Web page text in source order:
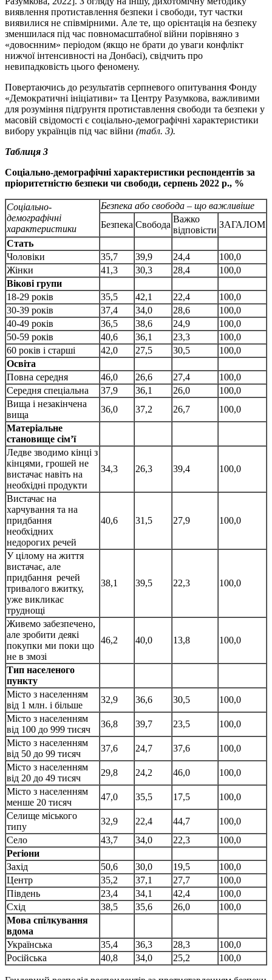
виявлення протиставлення безпеки і свободи, тут частки
виявилися не співмірними. Але те, що орієнтація на безпеку
зменшилася під час повномасштабної війни порівняно з
«довоєнним» періодом (якщо не брати до уваги конфлікт
нижчої інтенсивності на Донбасі), свідчить про
невипадковість цього феномену.
Повертаючись до результатів серпневого опитування Фонду
«Демократичні ініціативи» та Центру Разумкова, важливими
для розуміння підґрунтя протиставлення свободи та безпеки у
масовій свідомості є соціально-демографічні характеристики
вибору українців під час війни (табл. 3).
Таблиця 3
Соціально-демографічні характеристики респондентів за
пріоритетністю безпеки чи свободи, серпень 2022 р., %
Соціально-
демографічні
характеристики
Безпека або свобода – що важливіше
Безпека Свобода
Важко
відповісти
ЗАГАЛОМ
Стать
Чоловіки
35,7 39,9 24,4
100,0
Жінки
41,3 30,3 28,4
100,0
Вікові групи
18-29 років
35,5 42,1 22,4
100,0
30-39 років
37,4 34,0 28,6
100,0
40-49 років
36,5 38,6 24,9
100,0
50-59 років
40,6 36,1 23,3
100,0
60 років і старші
42,0 27,5 30,5
100,0
Освіта
Повна середня
46,0 26,6 27,4
100,0
Середня спеціальна
37,9 36,1 26,0
100,0
Вища і незакінчена
вища
36,0 37,2 26,7
100,0
Матеріальне
становище сім’ї
Ледве зводимо кінці з
кінцями, грошей не
вистачає навіть на
необхідні продукти
34,3 26,3 39,4 100,0
Вистачає на
харчування та на
придбання
необхідних
недорогих речей
40,6 31,5 27,9 100,0
У цілому на життя
вистачає, але
придбання речей
тривалого вжитку,
уже викликає
труднощі
38,1 39,5 22,3 100,0
Живемо забезпечено,
але зробити деякі
покупки ми поки що
не в змозі
46,2 40,0 13,8 100,0
Тип населеного
пункту
Місто з населенням
від 1 млн. і більше
32,9 36,6 30,5
100,0
Місто з населенням
від 100 до 999 тисяч
36,8 39,7 23,5
100,0
Місто з населенням
від 50 до 99 тисяч
37,6 24,7 37,6
100,0
Місто з населенням
від 20 до 49 тисяч
29,8 24,2 46,0
100,0
Місто з населенням
менше 20 тисяч
47,0 35,5 17,5
100,0
Селище міського
типу
32,9 22,4 44,7
100,0
Село
43,7 34,0 22,3
100,0
Регіони
Захід
50,6 30,0 19,5
100,0
Центр
35,2 37,1 27,7
100,0
Південь
23,4 34,1 42,4
100,0
Схід
38,5 35,6 26,0
100,0
Мова спілкування
вдома
Українська
35,4 36,3 28,3
100,0
Російська
40,8 34,0 25,2 100,0